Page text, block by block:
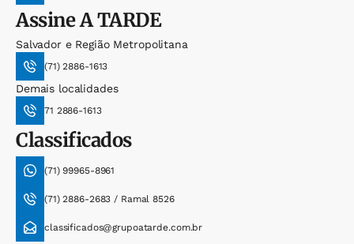
AssineA TARDE
Salvador e Região Metropolitana
(71) 2886-1613
Demais localidades
71 2886-1613
Classificados
(71) 99965-8961
(71) 2886-2683 / Ramal 8526
classificados@grupoatarde.com.br